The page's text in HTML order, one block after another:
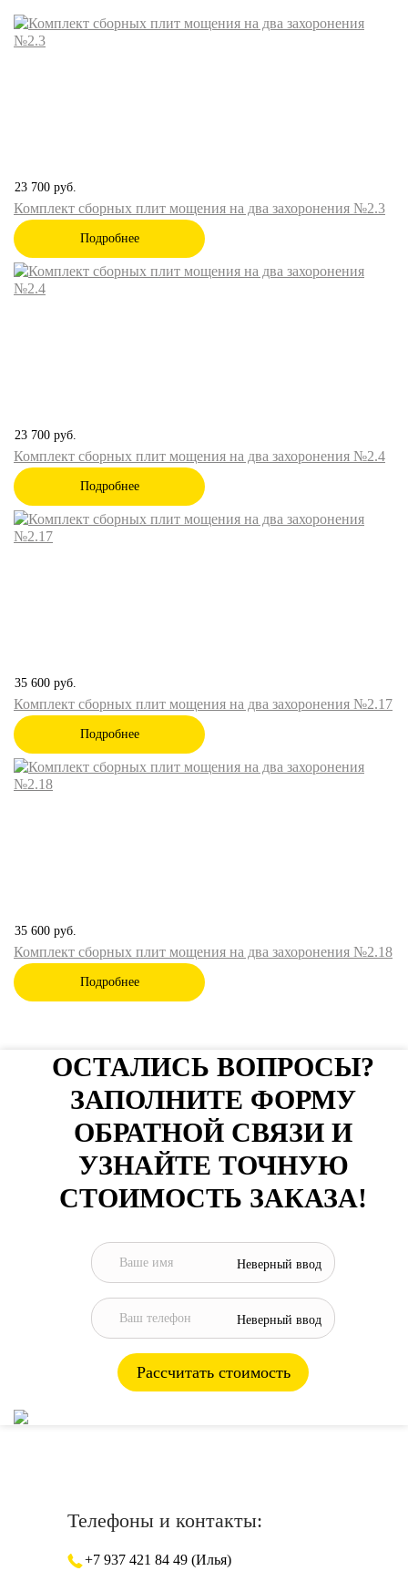
23 700 руб.
Комплект сборных плит мощения на два захоронения №2.3
Подробнее
23 700 руб.
Комплект сборных плит мощения на два захоронения №2.4
Подробнее
35 600 руб.
Комплект сборных плит мощения на два захоронения №2.17
Подробнее
35 600 руб.
Комплект сборных плит мощения на два захоронения №2.18
Подробнее
ОСТАЛИСЬ ВОПРОСЫ?
ЗАПОЛНИТЕ ФОРМУ
ОБРАТНОЙ СВЯЗИ И
УЗНАЙТЕ ТОЧНУЮ
СТОИМОСТЬ ЗАКАЗА!
Неверный ввод
Неверный ввод
Рассчитать стоимость
Телефоны и контакты:
+7 937 421 84 49 (Илья)